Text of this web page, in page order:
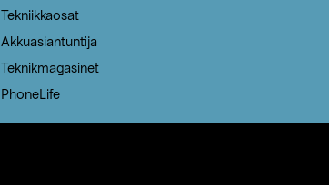
Tekniikkaosat
Akkuasiantuntija
Teknikmagasinet
PhoneLife